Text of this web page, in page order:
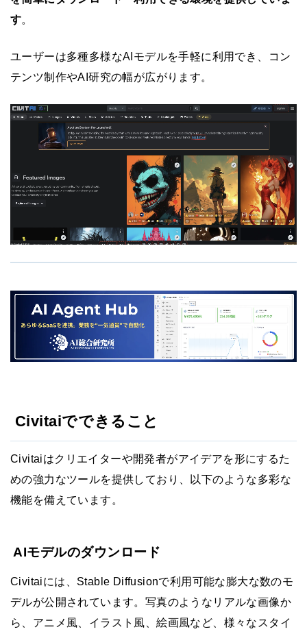
す。
ユーザーは多種多様なAIモデルを手軽に利用でき、コン
テンツ制作やAI研究の幅が広がります。
Civitaiでできること
Civitaiはクリエイターや開発者がアイデアを形にするた
めの強力なツールを提供しており、以下のような多彩な
機能を備えています。
AIモデルのダウンロード
Civitaiには、Stable Diffusionで利用可能な膨大な数のモ
デルが公開されています。写真のようなリアルな画像か
ら、アニメ風、イラスト風、絵画風など、様々なスタイ